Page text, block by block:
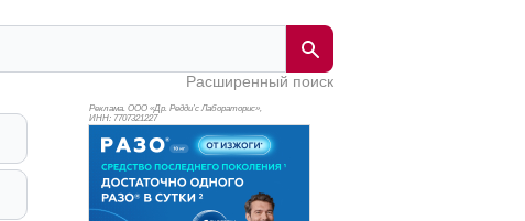
Расширенный поиск
Реклама. ООО «Др. Редди’с Лабораторис»,
ИНН: 7707321227